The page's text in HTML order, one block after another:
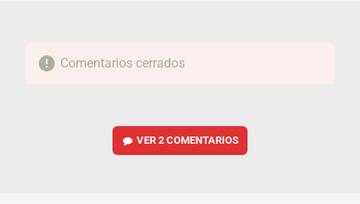
Comentarios cerrados
VER2 COMENTARIOS